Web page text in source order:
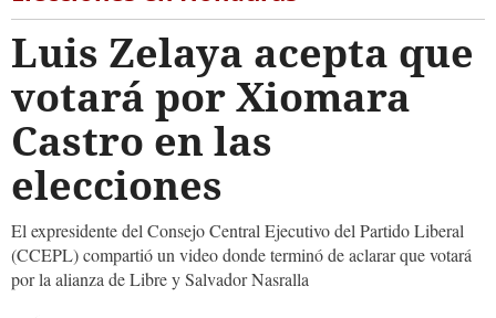
Luis Zelaya acepta que
votará por Xiomara
Castro en las
elecciones
El expresidente del Consejo Central Ejecutivo del Partido Liberal
(CCEPL) compartió un video donde terminó de aclarar que votará
por la alianza de Libre y Salvador Nasralla